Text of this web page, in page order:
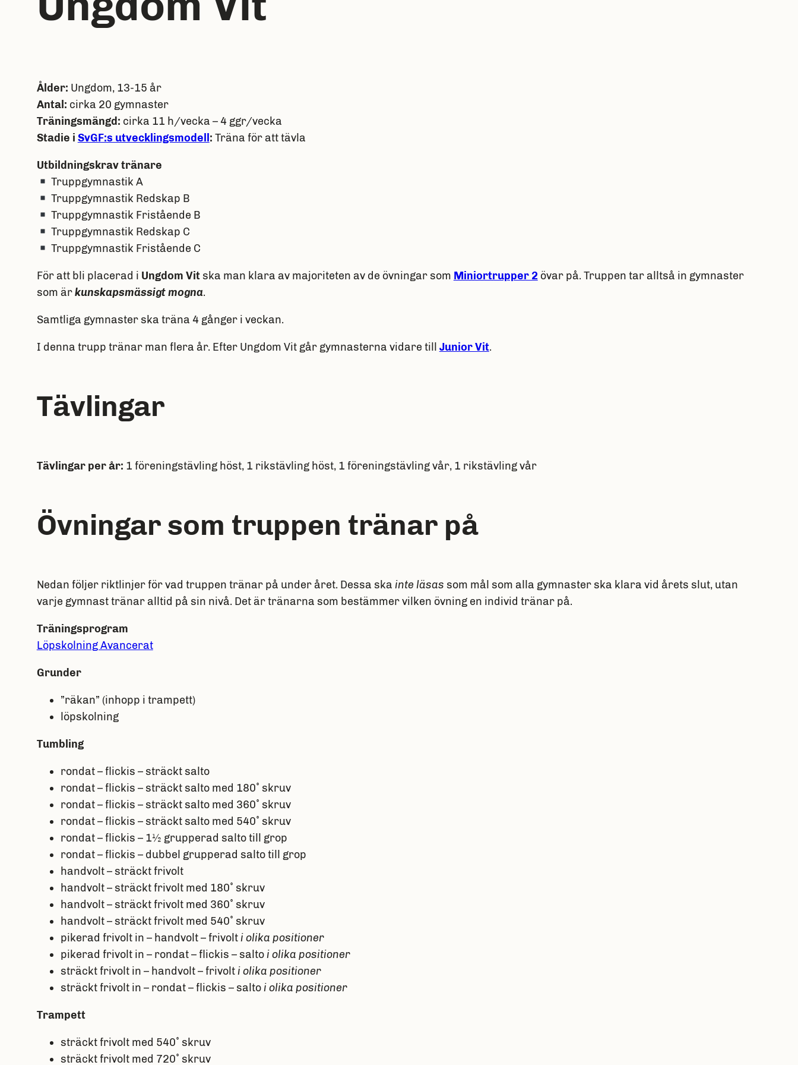
Ålder: Ungdom, 13-15 år
Antal: cirka 20 gymnaster
Träningsmängd: cirka 11 h/vecka – 4 ggr/vecka
Stadie i SvGF:s utvecklingsmodell: Träna för att tävla
Utbildningskrav tränare
Truppgymnastik A
Truppgymnastik Redskap B
Truppgymnastik Fristående B
Truppgymnastik Redskap C
Truppgymnastik Fristående C
För att bli placerad i Ungdom Vitska man klara av majoriteten av de övningar som Miniortrupper 2övar på. Truppen tar alltså in gymnaster
som ärkunskapsmässigt mogna.
Samtliga gymnaster ska träna 4 gånger i veckan.
I denna trupp tränar man flera år. Efter Ungdom Vit går gymnasterna vidare till Junior Vit.
Tävlingar
Tävlingar per år: 1 föreningstävling höst, 1 rikstävling höst, 1 föreningstävling vår, 1 rikstävling vår
Övningar som truppen tränar på
Nedan följer riktlinjer för vad truppen tränar på under året. Dessa ska inte läsas som mål som alla gymnaster ska klara vid årets slut, utan
varje gymnast tränar alltid på sin nivå. Det är tränarna som bestämmer vilken övning en individ tränar på.
Träningsprogram
Löpskolning Avancerat
Grunder
”räkan” (inhopp i trampett)
löpskolning
Tumbling
rondat – flickis – sträckt salto
rondat – flickis – sträckt salto med 180˚ skruv
rondat – flickis – sträckt salto med 360˚ skruv
rondat – flickis – sträckt salto med 540˚ skruv
rondat – flickis – 1½ grupperad salto till grop
rondat – flickis – dubbel grupperad salto till grop
handvolt – sträckt frivolt
handvolt – sträckt frivolt med 180˚ skruv
handvolt – sträckt frivolt med 360˚ skruv
handvolt – sträckt frivolt med 540˚ skruv
pikerad frivolt in – handvolt – frivolti olika positioner
pikerad frivolt in – rondat – flickis – saltoi olika positioner
sträckt frivolt in – handvolt – frivolti olika positioner
sträckt frivolt in – rondat – flickis – saltoi olika positioner
Trampett
sträckt frivolt med 540˚ skruv
sträckt frivolt med 720˚ skruv